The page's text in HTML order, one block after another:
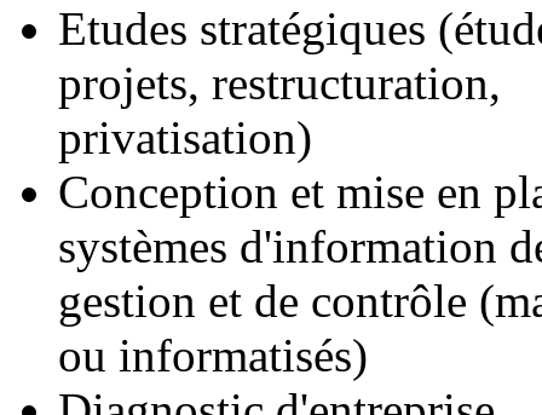
Etudes stratégiques
projets, restructuration,
privatisation)
Conception et mise en
systèmes d'information
gestion et de contrôle
ou informatisés)